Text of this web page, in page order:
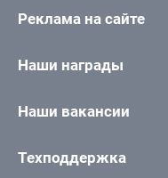
Реклама на сайте
Наши награды
Наши вакансии
Техподдержка